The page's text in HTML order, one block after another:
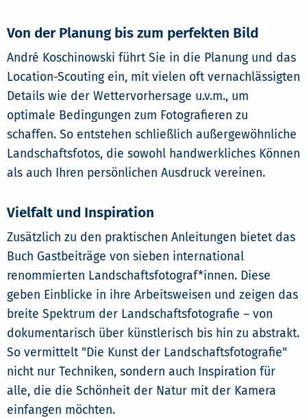
Von der Planung bis zum perfekten Bild
André Koschinowski führt Sie in die Planung und das
Location-Scouting ein, mit vielen oft vernachlässigten
Details wie der Wettervorhersage u.v.m., um
optimale Bedingungen zum Fotografieren zu
schaffen. So entstehen schließlich außergewöhnliche
Landschaftsfotos, die sowohl handwerkliches Können
als auch Ihren persönlichen Ausdruck vereinen.
Vielfalt und Inspiration
Zusätzlich zu den praktischen Anleitungen bietet das
Buch Gastbeiträge von sieben international
renommierten Landschaftsfotograf*innen. Diese
geben Einblicke in ihre Arbeitsweisen und zeigen das
breite Spektrum der Landschaftsfotografie – von
dokumentarisch über künstlerisch bis hin zu abstrakt.
So vermittelt "Die Kunst der Landschaftsfotografie"
nicht nur Techniken, sondern auch Inspiration für
alle, die die Schönheit der Natur mit der Kamera
einfangen möchten.